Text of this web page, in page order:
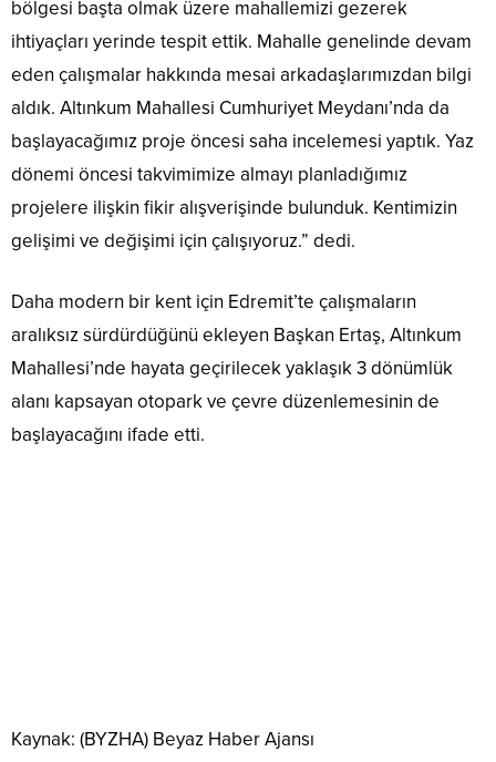
bölgesi başta olmak üzere mahallemizi gezerek
ihtiyaçları yerinde tespit ettik. Mahalle genelinde devam
eden çalışmalar hakkında mesai arkadaşlarımızdan bilgi
aldık. Altınkum Mahallesi Cumhuriyet Meydanı’nda da
başlayacağımız proje öncesi saha incelemesi yaptık. Yaz
dönemi öncesi takvimimize almayı planladığımız
projelere ilişkin fikir alışverişinde bulunduk. Kentimizin
gelişimi ve değişimi için çalışıyoruz.” dedi.
Daha modern bir kent için Edremit’te çalışmaların
aralıksız sürdürdüğünü ekleyen Başkan Ertaş, Altınkum
Mahallesi’nde hayata geçirilecek yaklaşık 3 dönümlük
alanı kapsayan otopark ve çevre düzenlemesinin de
başlayacağını ifade etti.
Kaynak: (BYZHA) Beyaz Haber Ajansı